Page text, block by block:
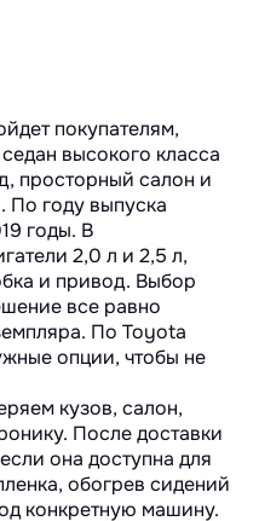
покупателям,
высокого класса
просторный салон и
По году выпуска
годы. В
2,0 л и 2,5 л,
и привод. Выбор
все равно
По Toyota
опции, чтобы не
кузов, салон,
После доставки
она доступна для
обогрев сидений
конкретную машину.